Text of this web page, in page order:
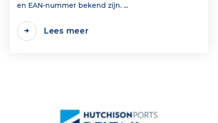
en EAN‑nummer bekend zijn. ...
Lees meer